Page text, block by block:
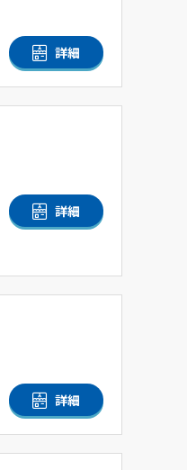
詳細
詳細
詳細